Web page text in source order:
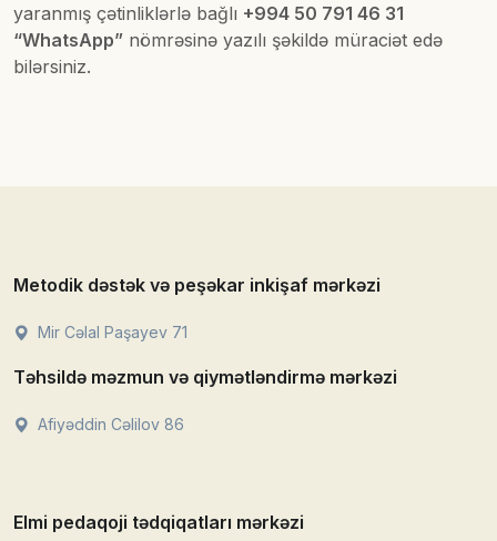
yaranmış çətinliklərlə bağlı +994 50 791 46 31
“WhatsApp” nömrəsinə yazılı şəkildə müraciət edə
bilərsiniz.
Metodik dəstək və peşəkar inkişaf mərkəzi
Mir Cəlal Paşayev 71
Təhsildə məzmun və qiymətləndirmə mərkəzi
Afiyəddin Cəlilov 86
Elmi pedaqoji tədqiqatları mərkəzi